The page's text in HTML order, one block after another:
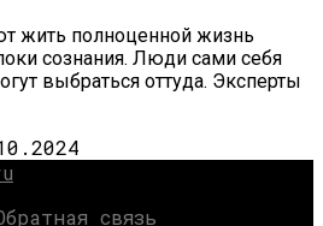
жить полноценной жизнь
сознания. Люди сами себя
выбраться оттуда. Эксперты
связь